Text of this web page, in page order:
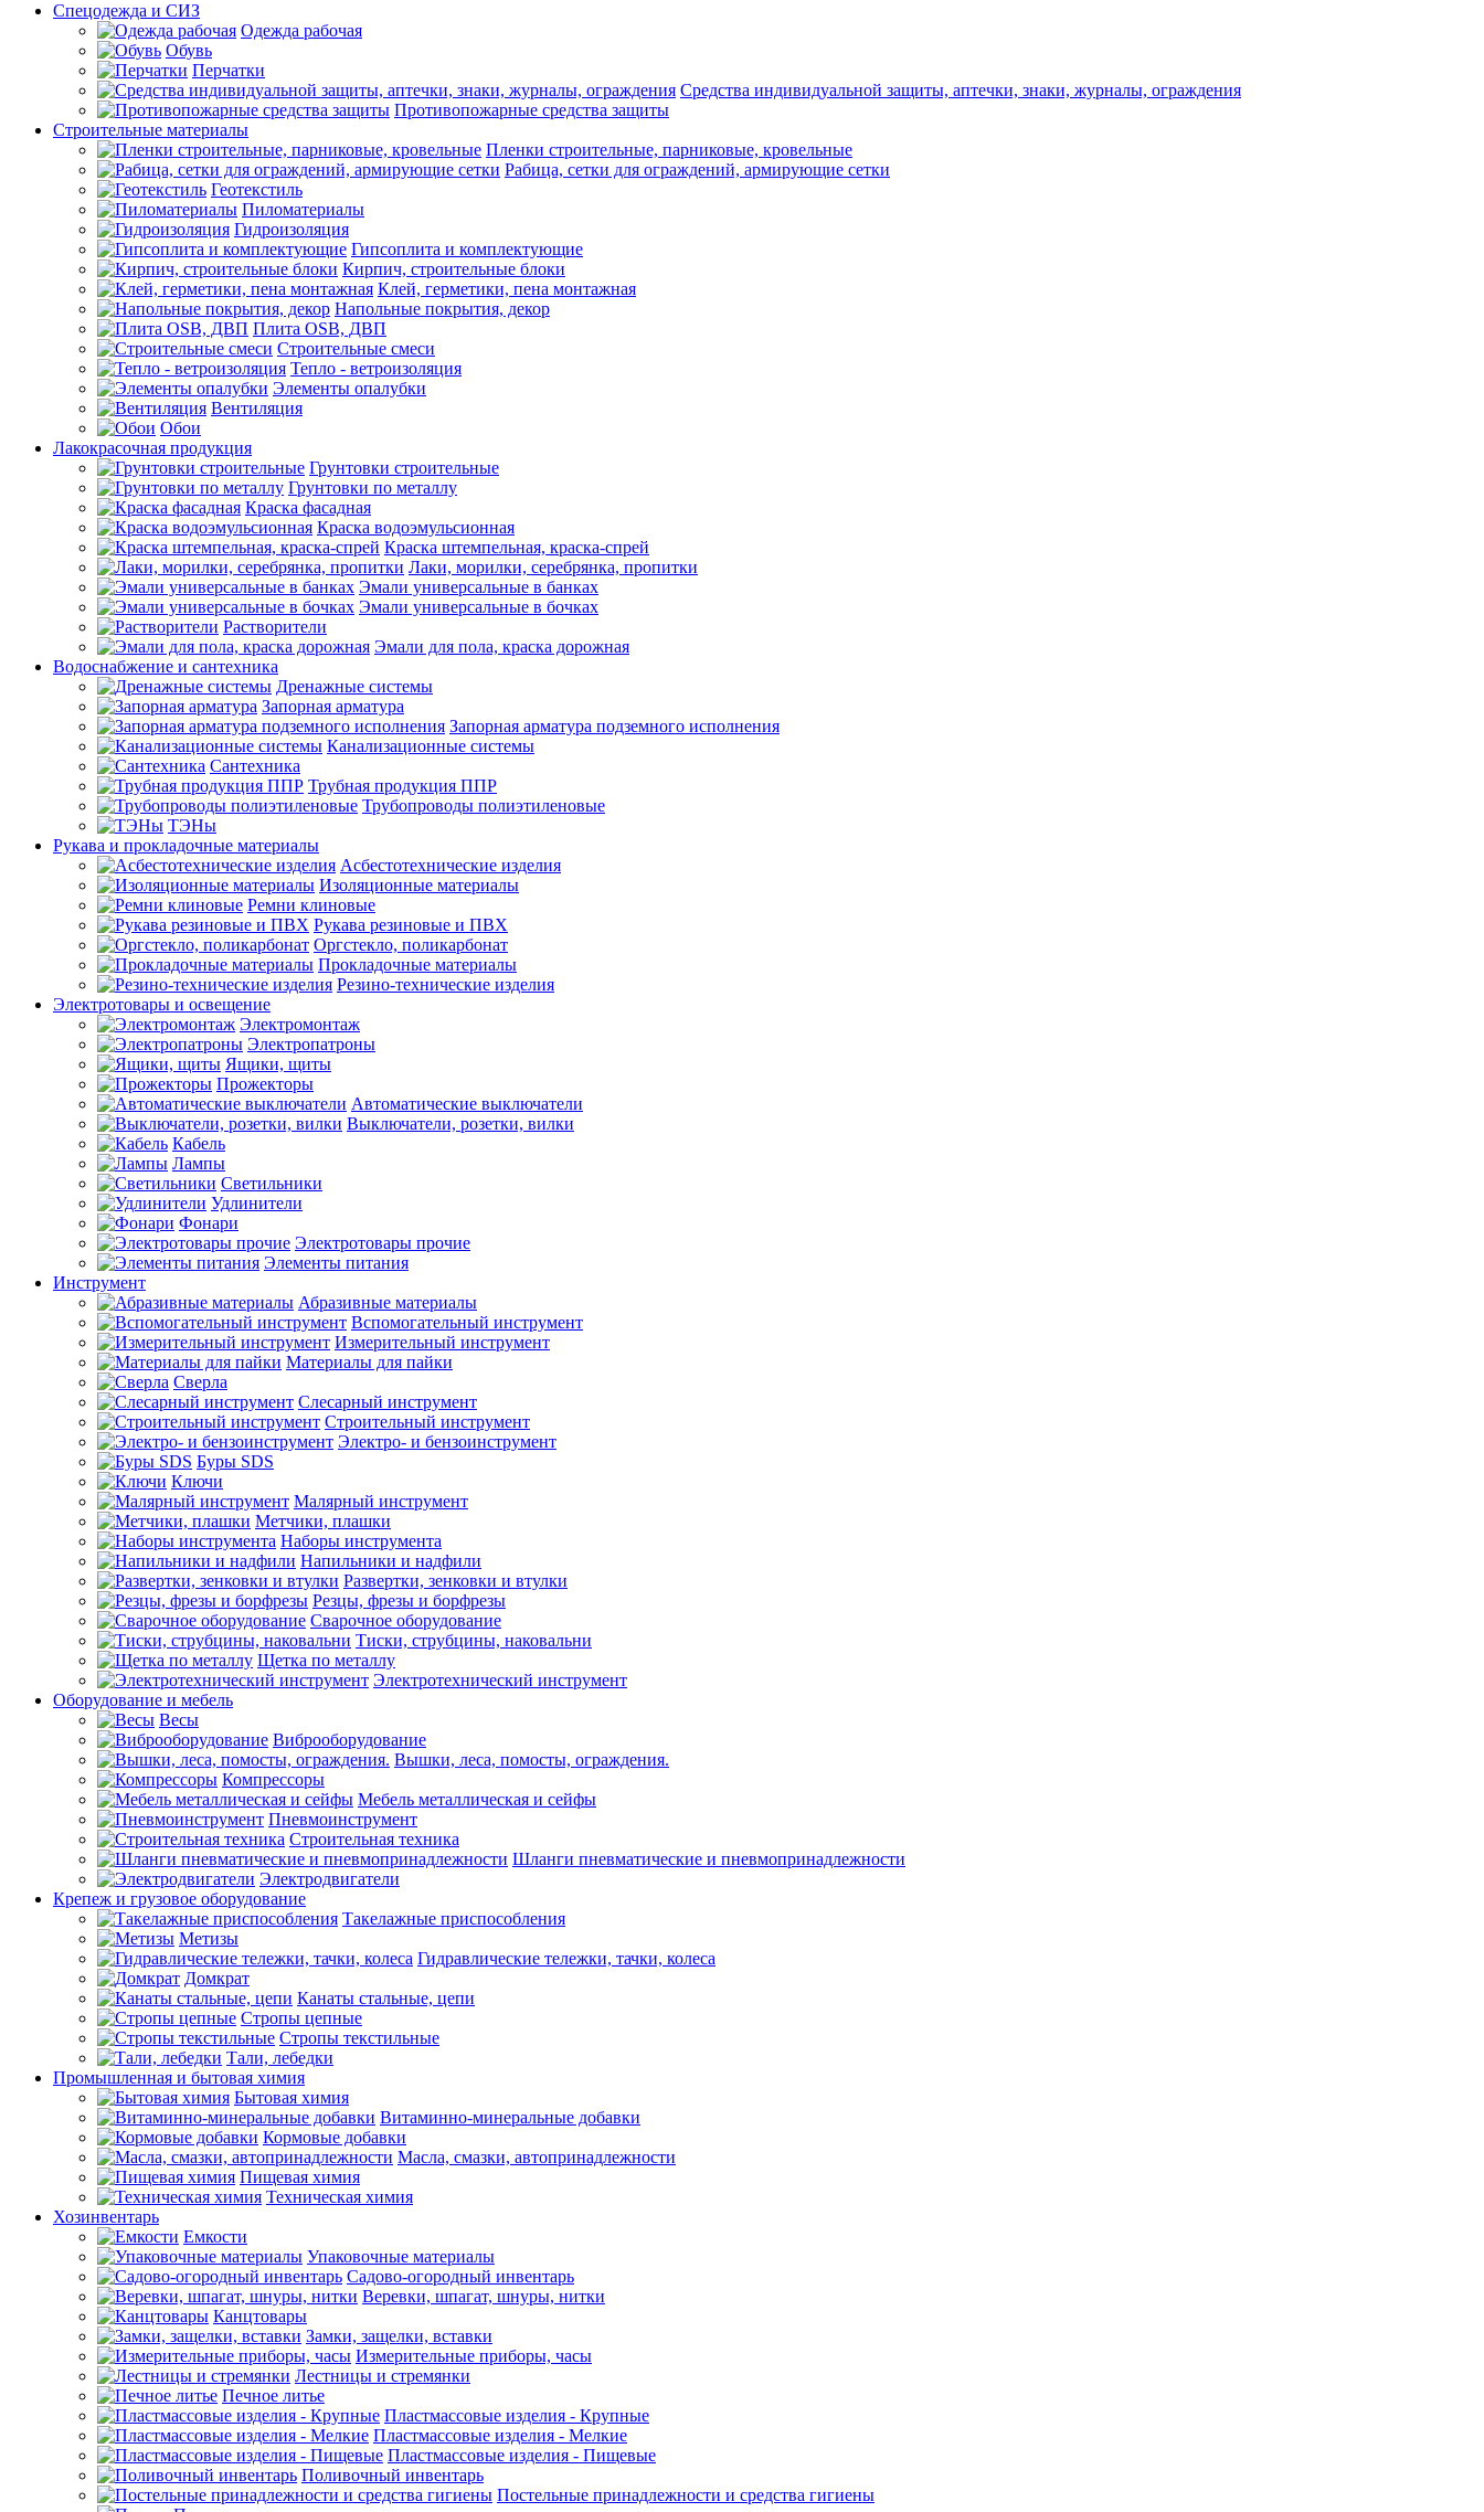
Спецодежда и СИЗ
Одежда рабочая
Обувь
Перчатки
Средства индивидуальной защиты, аптечки, знаки, журналы, ограждения
Противопожарные средства защиты
Строительные материалы
Пленки строительные, парниковые, кровельные
Рабица, сетки для ограждений, армирующие сетки
Геотекстиль
Пиломатериалы
Гидроизоляция
Гипсоплита и комплектующие
Кирпич, строительные блоки
Клей, герметики, пена монтажная
Напольные покрытия, декор
Плита OSB, ДВП
Строительные смеси
Тепло - ветроизоляция
Элементы опалубки
Вентиляция
Обои
Лакокрасочная продукция
Грунтовки строительные
Грунтовки по металлу
Краска фасадная
Краска водоэмульсионная
Краска штемпельная, краска-спрей
Лаки, морилки, серебрянка, пропитки
Эмали универсальные в банках
Эмали универсальные в бочках
Растворители
Эмали для пола, краска дорожная
Водоснабжение и сантехника
Дренажные системы
Запорная арматура
Запорная арматура подземного исполнения
Канализационные системы
Сантехника
Трубная продукция ППР
Трубопроводы полиэтиленовые
ТЭНы
Рукава и прокладочные материалы
Асбестотехнические изделия
Изоляционные материалы
Ремни клиновые
Рукава резиновые и ПВХ
Оргстекло, поликарбонат
Прокладочные материалы
Резино-технические изделия
Электротовары и освещение
Электромонтаж
Электропатроны
Ящики, щиты
Прожекторы
Автоматические выключатели
Выключатели, розетки, вилки
Кабель
Лампы
Светильники
Удлинители
Фонари
Электротовары прочие
Элементы питания
Инструмент
Абразивные материалы
Вспомогательный инструмент
Измерительный инструмент
Материалы для пайки
Сверла
Слесарный инструмент
Строительный инструмент
Электро- и бензоинструмент
Буры SDS
Ключи
Малярный инструмент
Метчики, плашки
Наборы инструмента
Напильники и надфили
Развертки, зенковки и втулки
Резцы, фрезы и борфрезы
Сварочное оборудование
Тиски, струбцины, наковальни
Щетка по металлу
Электротехнический инструмент
Оборудование и мебель
Весы
Виброоборудование
Вышки, леса, помосты, ограждения.
Компрессоры
Мебель металлическая и сейфы
Пневмоинструмент
Строительная техника
Шланги пневматические и пневмопринадлежности
Электродвигатели
Крепеж и грузовое оборудование
Такелажные приспособления
Метизы
Гидравлические тележки, тачки, колеса
Домкрат
Канаты стальные, цепи
Стропы цепные
Стропы текстильные
Тали, лебедки
Промышленная и бытовая химия
Бытовая химия
Витаминно-минеральные добавки
Кормовые добавки
Масла, смазки, автопринадлежности
Пищевая химия
Техническая химия
Хозинвентарь
Емкости
Упаковочные материалы
Садово-огородный инвентарь
Веревки, шпагат, шнуры, нитки
Канцтовары
Замки, защелки, вставки
Измерительные приборы, часы
Лестницы и стремянки
Печное литье
Пластмассовые изделия - Крупные
Пластмассовые изделия - Мелкие
Пластмассовые изделия - Пищевые
Поливочный инвентарь
Постельные принадлежности и средства гигиены